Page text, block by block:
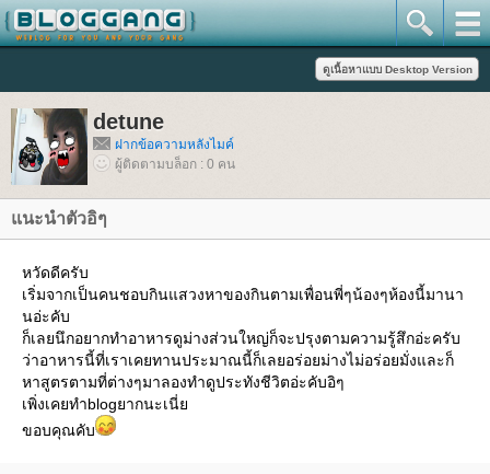
detune
ฝากข้อความหลังไมค์
ผู้ติดตามบล็อก : 0 คน
นะนำตัวอิๆ
หวัดดีครับ
เริ่มจากเป็นคนชอบกินแสวงหาของกินตามเพื่อนพี่ๆน้องๆห้องนี้มานา
นอ่ะคับ
ก็เลยนึกอยากทำอาหารดูม่างส่วนใหญ่ก็จะปรุงตามความรู้สึกอ่ะครับ
ว่าอาหารนี้ที่เราเคยทานประมาณนี้ก็เลยอร่อยม่างไม่อร่อยมั่งและก็
หาสูตรตามที่ต่างๆมาลองทำดูประทังชีวิตอ่ะคับอิๆ
เพิ่งเคยทำblogยากนะเนี่
ขอบคุณคับ